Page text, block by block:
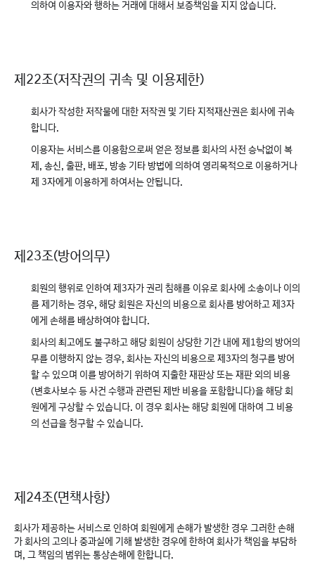
의하여 이용자와 행하는 거래에 대해서 보증책임을 지지 않습니다.
제22조(저작권의 귀속 및 이용제한)
회사가 작성한 저작물에 대한 저작권 및 기타 지적재산권은 회사에 귀속
합니다.
이용자는 서비스를 이용함으로써 얻은 정보를 회사의 사전 승낙없이 복
제, 송신, 출판, 배포, 방송 기타 방법에 의하여 영리목적으로 이용하거나
제 3자에게 이용하게 하여서는 안됩니다.
제23조(방어의무)
회원의 행위로 인하여 제3자가 권리 침해를 이유로 회사에 소송이나 이의
를 제기하는 경우, 해당 회원은 자신의 비용으로 회사를 방어하고 제3자
에게 손해를 배상하여야 합니다.
회사의 최고에도 불구하고 해당 회원이 상당한 기간 내에 제1항의 방어의
무를 이행하지 않는 경우, 회사는 자신의 비용으로 제3자의 청구를 방어
할 수 있으며 이를 방어하기 위하여 지출한 재판상 또는 재판 외의 비용
(변호사보수 등 사건 수행과 관련된 제반 비용을 포함합니다)을 해당 회
원에게 구상할 수 있습니다. 이 경우 회사는 해당 회원에 대하여 그 비용
의 선급을 청구할 수 있습니다.
제24조(면책사항)
회사가 제공하는 서비스로 인하여 회원에게 손해가 발생한 경우 그러한 손해
가 회사의 고의나 중과실에 기해 발생한 경우에 한하여 회사가 책임을 부담하
며, 그 책임의 범위는 통상손해에 한합니다.